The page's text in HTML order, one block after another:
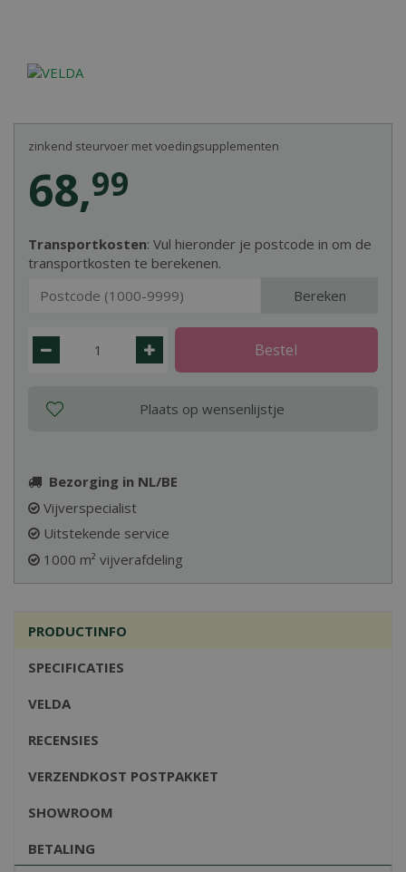
Transportkosten: Vul hieronder je postcode in om de
transportkosten te berekenen.
Bereken
68,99
zinkend steurvoer met voedingsupplementen
Bezorging in NL/BE
Vijverspecialist
Uitstekende service
1000 m² vijverafdeling
PRODUCTINFO
SPECIFICATIES
VELDA
RECENSIES
VERZENDKOST POSTPAKKET
SHOWROOM
BETALING